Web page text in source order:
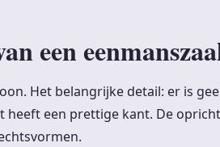
een
Het belangrijke detail: er is
heeft een prettige kant. De